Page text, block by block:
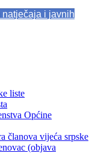
i javnih
liste
Općine
članova vijeća srpske
(objava